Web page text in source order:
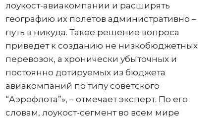
лоукост-авиакомпании и расширять
географию их полетов административно –
путь в никуда. Такое решение вопроса
приведет к созданию не низкобюджетных
перевозок, а хронически убыточных и
постоянно дотируемых из бюджета
авиакомпаний по типу советского
“Аэрофлота”», – отмечает эксперт. По его
словам, лоукост-сегмент во всем мире